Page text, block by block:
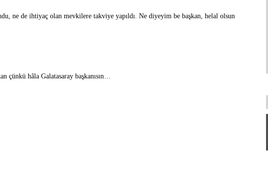
ne de ihtiyaç olan mevkilere takviye yapıldı. Ne diyeyim be başkan, helal olsun
çünkü hâla Galatasaray başkanısın…